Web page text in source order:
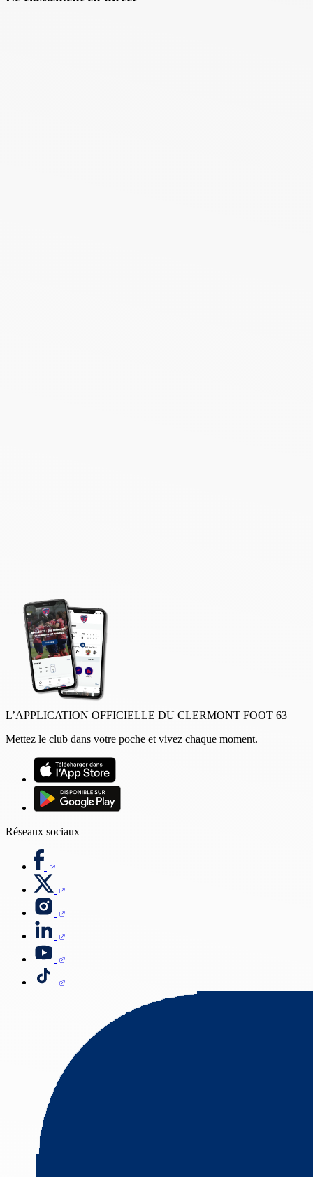
L’APPLICATION OFFICIELLE DU CLERMONT FOOT 63
Mettez le club dans votre poche et vivez chaque moment.
Réseaux sociaux